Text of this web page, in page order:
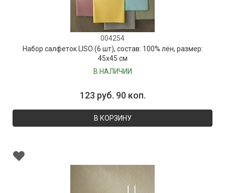
004254
Набор салфеток LISO (6 шт), состав: 100% лён, размер:
45х45 см
В НАЛИЧИИ
123 руб. 90 коп.
В КОРЗИНУ